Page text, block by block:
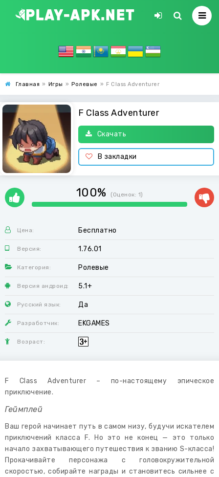
Главная » Игры » Ролевые » F Class Adventurer
F Class Adventurer
Скачать
В закладки
100% (Оценок: 1)
Цена: Бесплатно
Версия: 1.76.01
Категория: Ролевые
Версия андроид: 5.1+
Русский язык: Да
Разработчик: EKGAMES
Возраст:
F Class Adventurer – по-настоящему эпическое
приключение.
Геймплей
Ваш герой начинает путь в самом низу, будучи искателем
приключений класса F. Но это не конец — это только
начало захватывающего путешествия к званию S-класса!
Прокачивайте персонажа с головокружительной
скоростью, собирайте награды и становитесь сильнее с